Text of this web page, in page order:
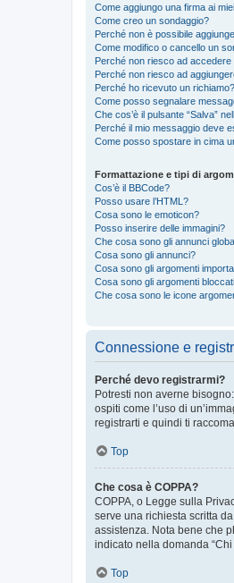
Come aggiungo una firma ai
Come creo un sondaggio?
Perché non è possibile
Come modifico o cancello un
Perché non riesco ad accedere
Perché non riesco ad
Perché ho ricevuto un richiamo?
Come posso segnalare
Che cos’è il pulsante “Salva”
Perché il mio messaggio deve
Come posso spostare in cima
Formattazione e tipi di
Cos’è il BBCode?
Posso usare l’HTML?
Cosa sono le emoticon?
Posso inserire delle immagini?
Che cosa sono gli annunci
Cosa sono gli annunci?
Cosa sono gli argomenti
Cosa sono gli argomenti
Che cosa sono le icone
Connessione e
Perché devo registrarmi?
Potresti non averne
ospiti come l’uso di
registrarti e quindi ti
Top
Che cosa è COPPA?
COPPA, o Legge sulla
serve una richiesta scritta
assistenza. Nota bene che
indicato nella domanda
Top